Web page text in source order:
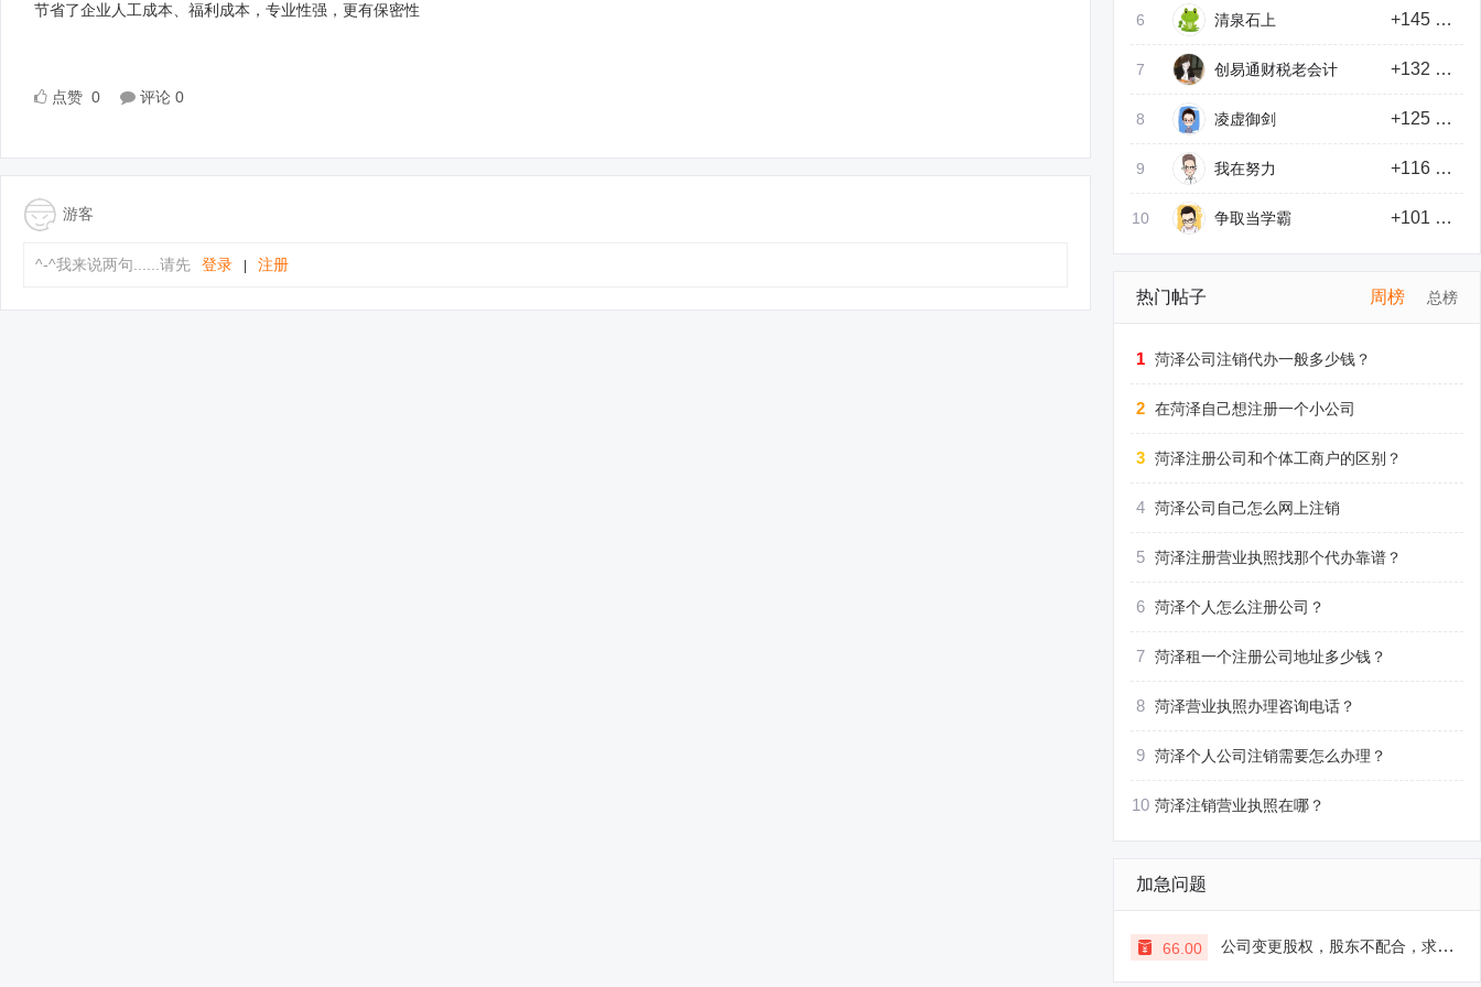
节省了企业人工成本、福利成本，专业性强，更有保密性
点赞 0 评论 0
游客
^-^我来说两句......请先 登录 注册
6 清泉石上 +145 积分
7 创易通财税老会计 +132 积分
8 凌虚御剑 +125 积分
9 我在努力 +116 积分
10 争取当学霸 +101 积分
热门帖子 周榜 总榜
1 菏泽公司注销代办一般多少钱？
2 在菏泽自己想注册一个小公司
3 菏泽注册公司和个体工商户的区别？
4 菏泽公司自己怎么网上注销
5 菏泽注册营业执照找那个代办靠谱？
6 菏泽个人怎么注册公司？
7 菏泽租一个注册公司地址多少钱？
8 菏泽营业执照办理咨询电话？
9 菏泽个人公司注销需要怎么办理？
10 菏泽注销营业执照在哪？
加急问题
66.00 公司变更股权，股东不配合，求支招